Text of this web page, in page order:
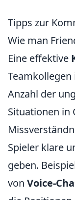
Tipps zur
Wie man
Eine effektive
Anzahl der
Situationen in
Spieler klare
geben.
von Voice-